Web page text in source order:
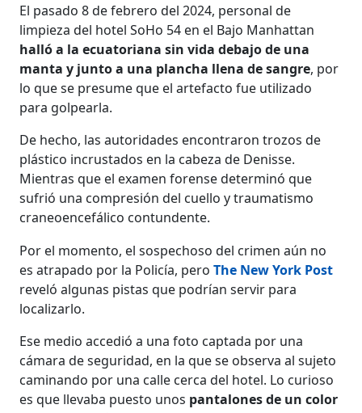
El pasado 8 de febrero del 2024, personal de
limpieza del hotel SoHo 54 en el Bajo Manhattan
halló a la ecuatoriana sin vida debajo de una
manta y junto a una plancha llena de sangre, por
lo que se presume que el artefacto fue utilizado
para golpearla.
De hecho, las autoridades encontraron trozos de
plástico incrustados en la cabeza de Denisse.
Mientras que el examen forense determinó que
sufrió una compresión del cuello y traumatismo
craneoencefálico contundente.
Por el momento, el sospechoso del crimen aún no
es atrapado por la Policía, peroThe New York Post
reveló algunas pistas que podrían servir para
localizarlo.
Ese medio accedió a una foto captada por una
cámara de seguridad, en la que se observa al sujeto
caminando por una calle cerca del hotel. Lo curioso
es que llevaba puesto unos pantalones de un color